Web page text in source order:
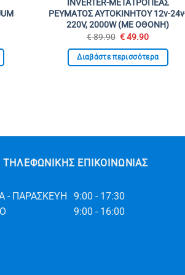
INVERTER-ΜΕΤΑΤΡΟΠΕΑΣ
ΡΕΥΜΑΤΟΣ ΑΥΤΟΚΙΝΗΤΟΥ 12v-
220V, 2000W (ΜΕ ΟΘΟΝΗ)
€89.90 Original
was:
€ 89.90.
€49.90Η
τιμή
είναι:
Διαβάστε περισσότερα
ΤΗΛΕΦΩΝΙΚΉΣ ΕΠΙΚΟΙΝΩΝΊΑΣ
- ΠΑΡΑΣΚΕΥΗ
9:00 - 17:30
9:00 - 16:00